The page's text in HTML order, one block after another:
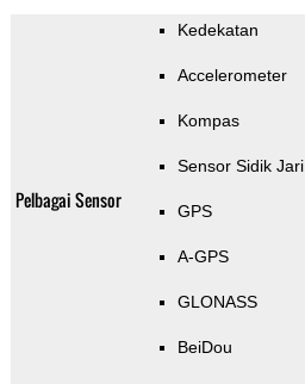
Pelbagai Sensor
Kedekatan
Accelerometer
Kompas
Sensor Sidik Jari
GPS
A-GPS
GLONASS
BeiDou